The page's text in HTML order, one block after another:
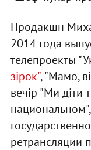
Продакшн
2014 года
телепроекты
зірок", "Мамо,
вечір "Ми діти
ретрансляции